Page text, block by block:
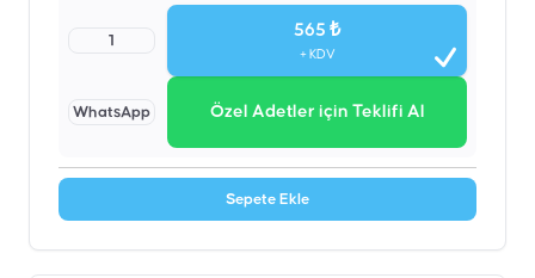
1
565 ₺
+ KDV
WhatsApp Özel Adetler için Teklifi Al
Sepete Ekle